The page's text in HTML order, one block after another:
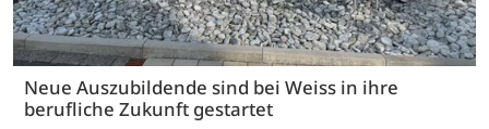
Neue Auszubildende sind bei Weiss in ihre
berufliche Zukunft gestartet